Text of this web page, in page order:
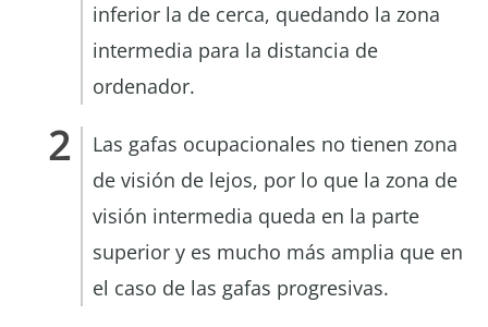
inferior la de cerca, quedando la zona
intermedia para la distancia de
ordenador.
Las gafas ocupacionales no tienen zona
de visión de lejos, por lo que la zona de
visión intermedia queda en la parte
superior y es mucho más amplia que en
el caso de las gafas progresivas.